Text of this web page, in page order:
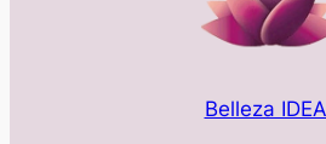
Belleza